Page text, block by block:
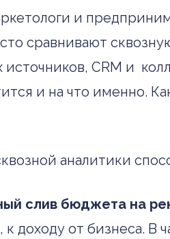
и
сравнивают
источников, CRM и
и на что именно.
аналитики
слив бюджета на
к доходу от бизнеса. В